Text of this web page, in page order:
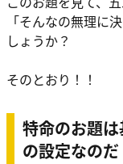
「そんなの無理に
しょうか？
そのとおり！！
特命のお題
の設定なの